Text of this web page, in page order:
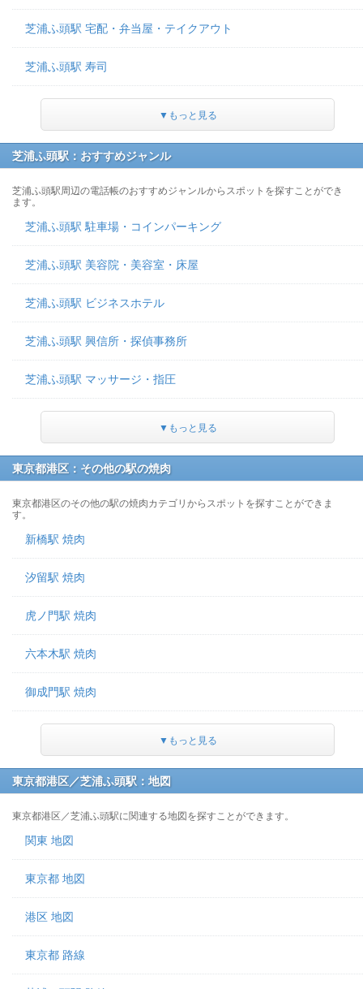
芝浦ふ頭駅 宅配・弁当屋・テイクアウト
芝浦ふ頭駅 寿司
▼もっと見る
芝浦ふ頭駅：おすすめジャンル
芝浦ふ頭駅周辺の電話帳のおすすめジャンルからスポットを探すことができ
ます。
芝浦ふ頭駅 駐車場・コインパーキング
芝浦ふ頭駅 美容院・美容室・床屋
芝浦ふ頭駅 ビジネスホテル
芝浦ふ頭駅 興信所・探偵事務所
芝浦ふ頭駅 マッサージ・指圧
▼もっと見る
東京都港区：その他の駅の焼肉
東京都港区のその他の駅の焼肉カテゴリからスポットを探すことができま
す。
新橋駅 焼肉
汐留駅 焼肉
虎ノ門駅 焼肉
六本木駅 焼肉
御成門駅 焼肉
▼もっと見る
東京都港区／芝浦ふ頭駅：地図
東京都港区／芝浦ふ頭駅に関連する地図を探すことができます。
関東 地図
東京都 地図
港区 地図
東京都 路線